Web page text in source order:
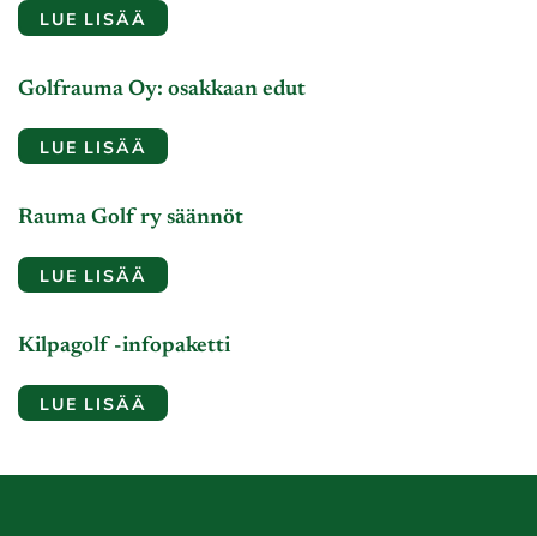
LUE LISÄÄ
Golfrauma Oy: osakkaan edut
LUE LISÄÄ
Rauma Golf ry säännöt
LUE LISÄÄ
Kilpagolf -infopaketti
LUE LISÄÄ